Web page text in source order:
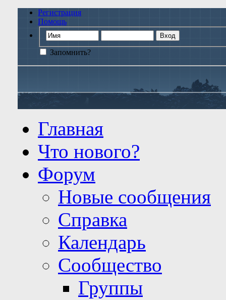
Регистрация
Помощь
Запомнить?
Главная
Что нового?
Форум
Новые сообщения
Справка
Календарь
Сообщество
Группы